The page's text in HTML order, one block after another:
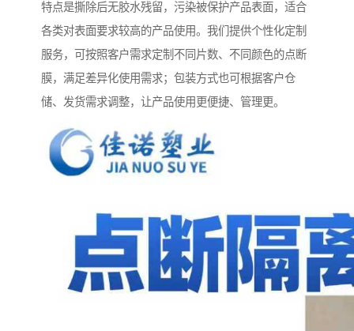
特点是撕除后无胶水残留，污染被保护产品表面，适合
各类对表面要求较高的产品使用。我们提供个性化定制
服务，可按照客户需求定制不同片数、不同颜色的点断
膜，满足差异化使用需求；包装方式也可根据客户仓
储、发货需求调整，让产品使用更便捷、管理更。